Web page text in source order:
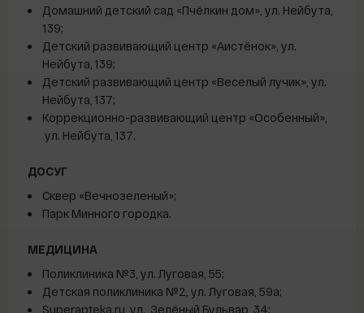
Домашний детский сад «Пчёлкин дом», ул. Нейбута,
139;
Детский развивающий центр «Аистёнок», ул.
Нейбута, 139;
Детский развивающий центр «Веселый лучик», ул.
Нейбута, 137;
Коррекционно-развивающий центр «Особенный»,
ул. Нейбута, 137.
ДОСУГ
Сквер «Вечнозеленый»;
Парк Минного городка.
МЕДИЦИНА
Поликлиника №3, ул. Луговая, 55;
Детская поликлиника №2, ул. Луговая, 59а;
Superapteka.ru, ул. Зелёный Бульвар, 34;